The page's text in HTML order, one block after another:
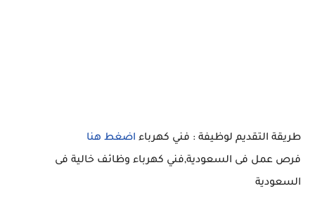
طريقة التقديم لوظيفة : فني كهرباء اضغط هنا
فرص عمل فى السعودية,فني كهرباء وظائف خالية فى
السعودية